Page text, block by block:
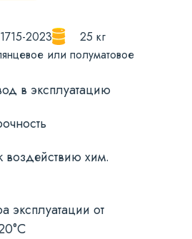
2023
25 кг
или полуматовое
в эксплуатацию
воздействию хим.
эксплуатации от